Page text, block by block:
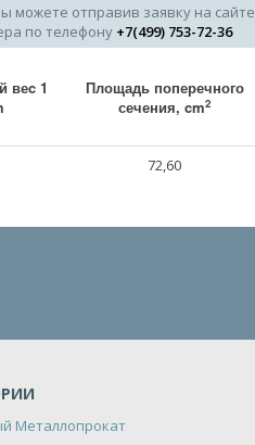
можете отправив заявку на сайте
по телефону +7(499) 753-72-36
веc 1
Площадь поперечного
сечения, cm2
72,60
Металлопрокат